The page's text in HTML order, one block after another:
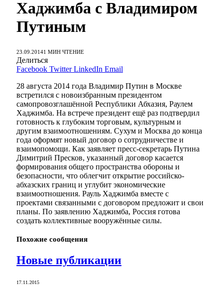
Хаджимба с Владимиром
Путиным
23.09.20141 МИН ЧТЕНИЕ
Делиться
Facebook Twitter LinkedIn Email
28 августа 2014 года Владимир Путин в Москве
встретился с новоизбранным президентом
самопровозглашённой Республики Абхазия, Раулем
Хаджимба. На встрече президент ещё раз подтвердил
готовность к глубоким торговым, культурным и
другим взаимоотношениям. Сухум и Москва до конца
года оформят новый договор о сотрудничестве и
взаимопомощи. Как заявляет пресс-секретарь Путина
Димитрий Пресков, указанный договор касается
формирования общего пространства обороны и
безопасности, что облегчит открытие российско-
абхазских границ и углубит экономические
взаимоотношения. Рауль Хаджимба вместе с
проектами связанными с договором предложит и свои
планы. По заявлению Хаджимба, Россия готова
создать коллективные вооружённые силы.
Похожие сообщения
Новые публикации
17.11.2015